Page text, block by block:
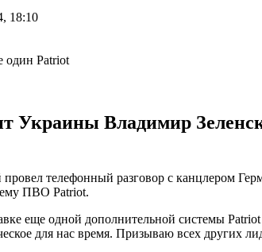
18:10
Украины Владимир
телефонный разговор с канцлером
ПВО Patriot.
еще одной дополнительной системы
для нас время. Призываю всех других